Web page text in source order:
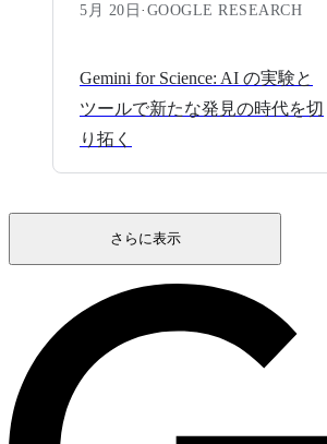
5月 20日 · GOOGLE RESEARCH
Gemini for Science: AI の実験と
ツールで新たな発見の時代を切
り拓く
さらに表示